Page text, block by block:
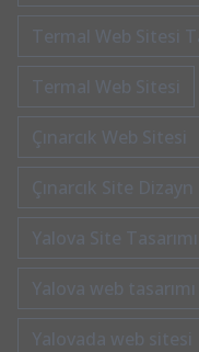
Termal Web Sitesi
Termal Web Sitesi
Çınarcık Web Sitesi
Çınarcık Site Dizayn
Yalova Site Tasarımı
Yalova web
Yalovada web sitesi